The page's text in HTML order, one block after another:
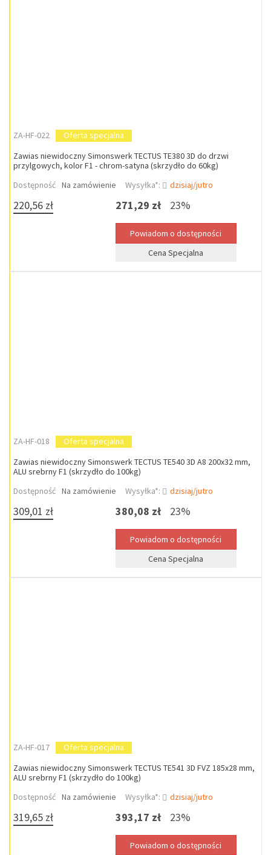
ZA-HF-022
Oferta specjalna
Zawias niewidoczny Simonswerk TECTUS TE380 3D do drzwi
przylgowych, kolor F1 - chrom-satyna (skrzydło do 60kg)
Dostępność Na zamówienie Wysyłka*: dzisiaj/jutro
220,56 zł 271,29 zł 23%
Cena Specjalna
ZA-HF-018
Oferta specjalna
Zawias niewidoczny Simonswerk TECTUS TE540 3D A8 200x32 mm,
ALU srebrny F1 (skrzydło do 100kg)
Dostępność Na zamówienie Wysyłka*: dzisiaj/jutro
309,01 zł 380,08 zł 23%
Cena Specjalna
ZA-HF-017
Oferta specjalna
Zawias niewidoczny Simonswerk TECTUS TE541 3D FVZ 185x28 mm,
ALU srebrny F1 (skrzydło do 100kg)
Dostępność Na zamówienie Wysyłka*: dzisiaj/jutro
319,65 zł 393,17 zł 23%